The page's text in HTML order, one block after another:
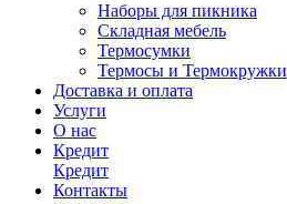
Наборы для пикника
Складная мебель
Термосумки
Термосы и Термокружки
Доставка и оплата
Услуги
О нас
Кредит
Кредит
Контакты